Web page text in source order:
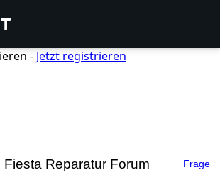
- Jetzt registrieren
Reparatur Forum Frage